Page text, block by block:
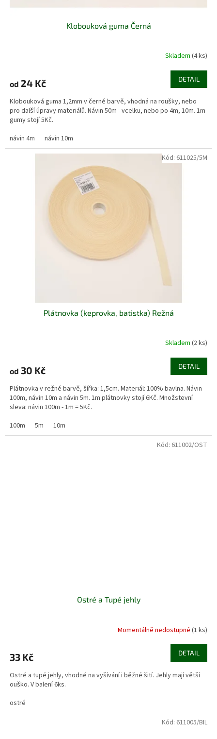
Klobouková guma Černá
Skladem (4 ks)
od 24 Kč DETAIL
Klobouková guma 1,2mm v černé barvě, vhodná na roušky, nebo
pro další úpravy materiálů. Návin 50m - vcelku, nebo po 4m, 10m. 1m
gumy stojí 5Kč.
návin 4m
návin 10m
Plátnovka (keprovka, batistka) Režná
Skladem (2 ks)
od 30 Kč DETAIL
Plátnovka v režné barvě, šířka: 1,5cm. Materiál: 100% bavlna. Návin
100m, návin 10m a návin 5m. 1m plátnovky stojí 6Kč. Množstevní
sleva: návin 100m - 1m = 5Kč.
100m
5m 10m
Kód: 611025/5M
Ostré a Tupé jehly
Momentálně nedostupné (1 ks)
33 Kč DETAIL
Ostré a tupé jehly, vhodné na vyšívání i běžné šití. Jehly mají větší
ouško. V balení 6ks.
ostré
Kód: 611002/OST
Kód: 611005/BIL